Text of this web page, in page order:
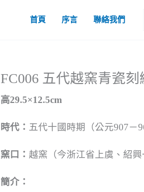
首頁 序言 聯絡我們
FC006 五代越窯青瓷
高29.5×12.5cm
時代： 五代十國時期（公元907－
窯口： 越窯（今浙江省上虞、紹興
簡介：